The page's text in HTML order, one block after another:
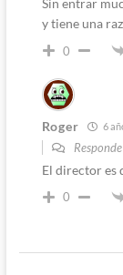
Sin entrar
y tiene una
0
Roger 6
El director es
0